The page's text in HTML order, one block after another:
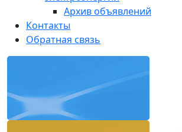
Архив объявлений
Контакты
Обратная связь